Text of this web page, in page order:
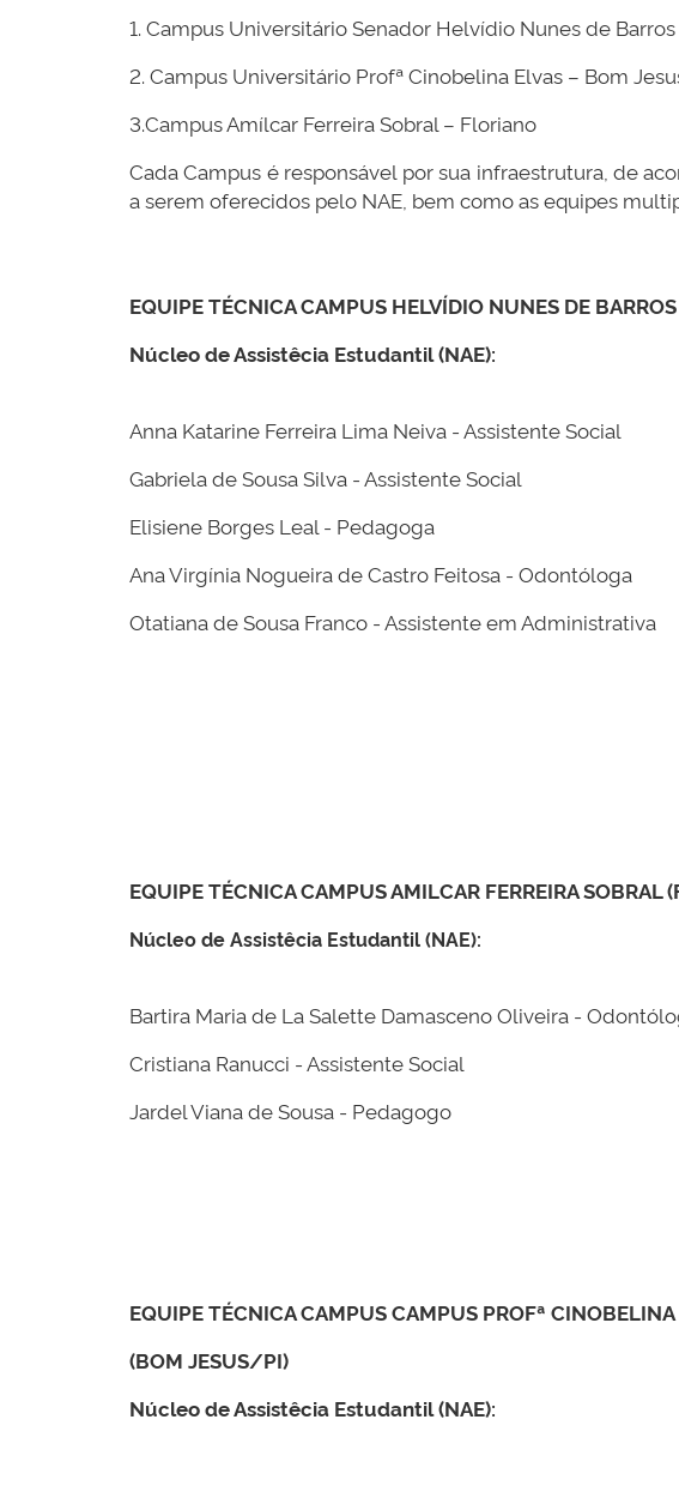
1. Campus Universitário Senador Helvídio Nunes de
2. Campus Universitário Profª Cinobelina Elvas – Bom
3.Campus Amílcar Ferreira Sobral – Floriano
Cada Campus é responsável por sua infraestrutura, de
a serem oferecidos pelo NAE, bem como as equipes
EQUIPE TÉCNICA CAMPUS HELVÍDIO NUNES DE
Núcleo de Assistêcia Estudantil (NAE):
Anna Katarine Ferreira Lima Neiva - Assistente Social
Gabriela de Sousa Silva - Assistente Social
Elisiene Borges Leal - Pedagoga
Ana Virgínia Nogueira de Castro Feitosa - Odontóloga
Otatiana de Sousa Franco - Assistente em Administrativa
EQUIPE TÉCNICA CAMPUS AMILCAR FERREIRA
Núcleo de Assistêcia Estudantil (NAE):
Bartira Maria de La Salette Damasceno Oliveira -
Cristiana Ranucci - Assistente Social
Jardel Viana de Sousa - Pedagogo
EQUIPE TÉCNICA CAMPUS CAMPUS PROFª CINOBELINA
(BOM JESUS/PI)
Núcleo de Assistêcia Estudantil (NAE):